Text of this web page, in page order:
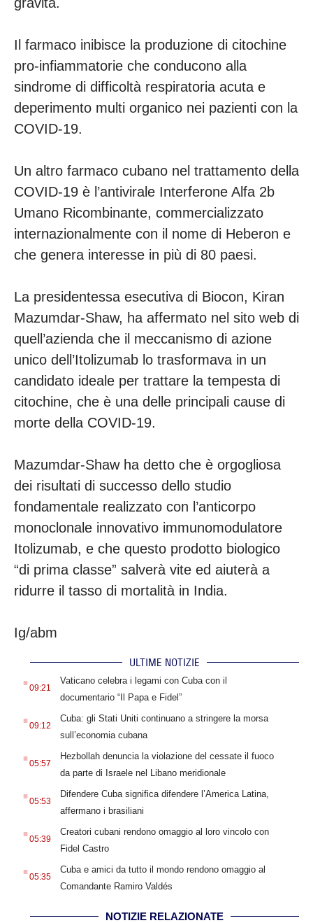
Il farmaco inibisce la produzione di citochine
pro-infiammatorie che conducono alla
sindrome di difficoltà respiratoria acuta e
deperimento multi organico nei pazienti con la
COVID-19.
Un altro farmaco cubano nel trattamento della
COVID-19 è l’antivirale Interferone Alfa 2b
Umano Ricombinante, commercializzato
internazionalmente con il nome di Heberon e
che genera interesse in più di 80 paesi.
La presidentessa esecutiva di Biocon, Kiran
Mazumdar-Shaw, ha affermato nel sito web di
quell’azienda che il meccanismo di azione
unico dell’Itolizumab lo trasformava in un
candidato ideale per trattare la tempesta di
citochine, che è una delle principali cause di
morte della COVID-19.
Mazumdar-Shaw ha detto che è orgogliosa
dei risultati di successo dello studio
fondamentale realizzato con l’anticorpo
monoclonale innovativo immunomodulatore
Itolizumab, e che questo prodotto biologico
“di prima classe” salverà vite ed aiuterà a
ridurre il tasso di mortalità in India.
Ig/abm
ULTIME NOTIZIE
.09:21
Vaticano celebra i legami con Cuba con il
documentario “Il Papa e Fidel”
.09:12
Cuba: gli Stati Uniti continuano a stringere la morsa
sull’economia cubana
.05:57
Hezbollah denuncia la violazione del cessate il fuoco
da parte di Israele nel Libano meridionale
.05:53
Difendere Cuba significa difendere l’America Latina,
affermano i brasiliani
.05:39
Creatori cubani rendono omaggio al loro vincolo con
Fidel Castro
.05:35
Cuba e amici da tutto il mondo rendono omaggio al
Comandante Ramiro Valdés
NOTIZIE RELAZIONATE